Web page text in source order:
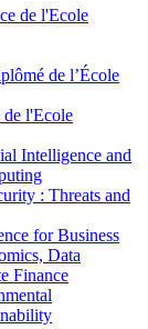
de l'Ecole
de l’École
l'Ecole
Intelligence and
: Threats and
for Business
Data
Finance